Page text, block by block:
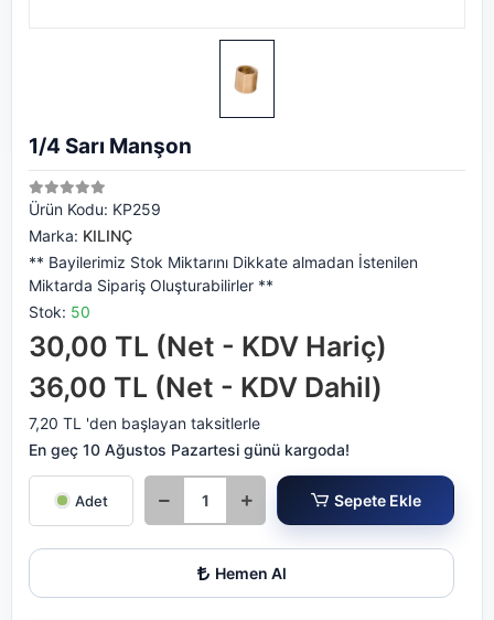
1/4 Sarı Manşon
Ürün Kodu: KP259
Marka: KILINÇ
** Bayilerimiz Stok Miktarını Dikkate almadan İstenilen
Miktarda Sipariş Oluşturabilirler **
Stok: 50
30,00 TL (Net - KDV Hariç)
36,00 TL (Net - KDV Dahil)
7,20 TL 'den başlayan taksitlerle
En geç 10 Ağustos Pazartesi günü kargoda!
Adet Sepete Ekle
Hemen Al